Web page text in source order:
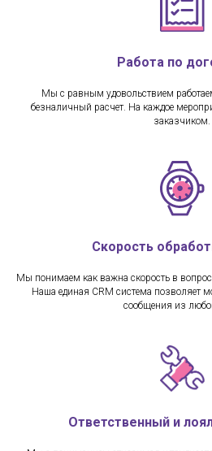
Работа по
Мы с равным удовольствием
безналичный расчет. На каждое
заказчиком.
Скорость
Мы понимаем как важна скорость в
Наша единая CRM система позволяет
сообщения из
Ответственный и